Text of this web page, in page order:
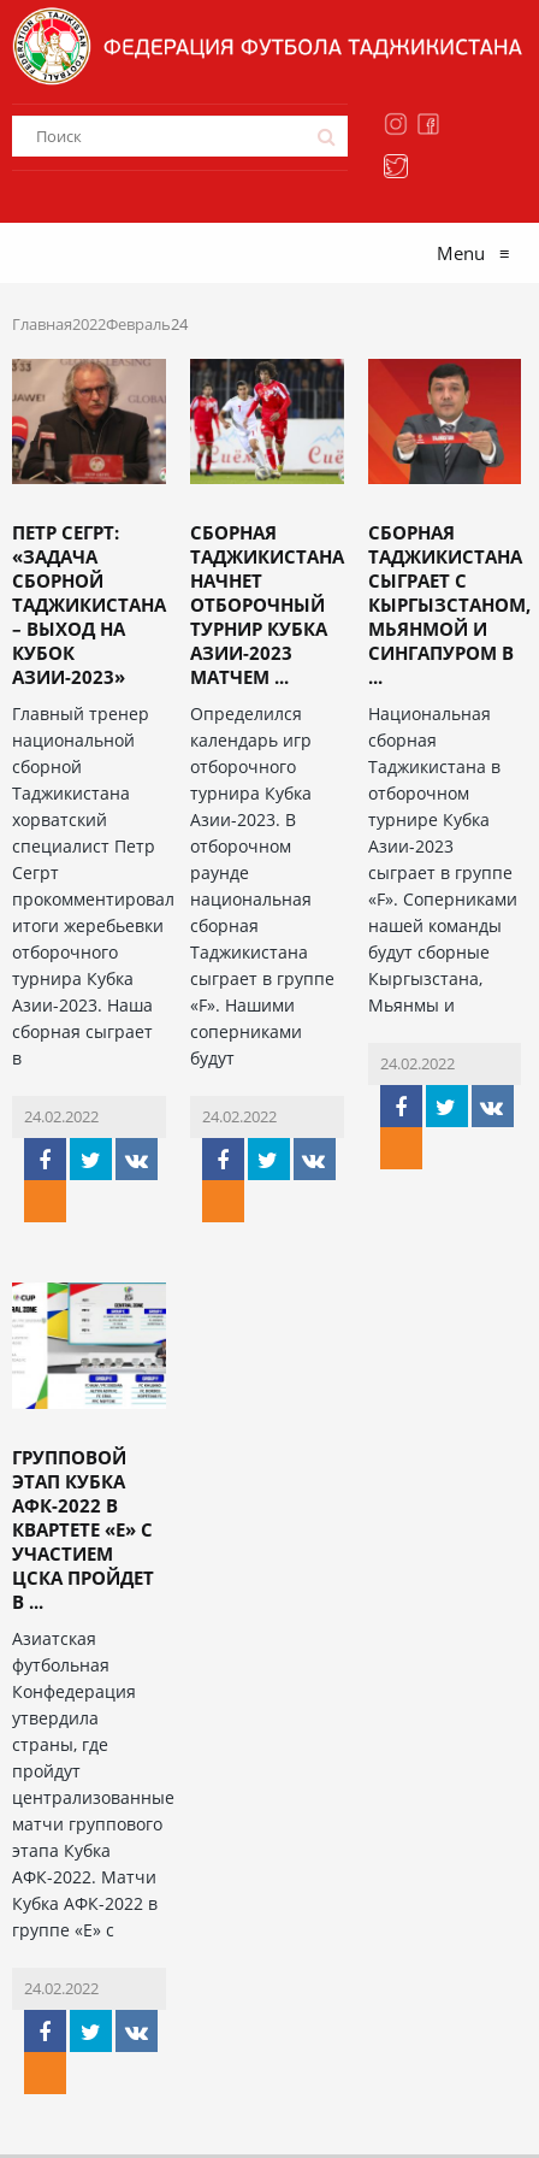
Menu ≡
Главная2022Февраль24
ПЕТР CЕГРТ:
«ЗАДАЧА
СБОРНОЙ
ТАДЖИКИСТАНА
– ВЫХОД НА
КУБОК
АЗИИ-2023»
Главный тренер
национальной
сборной
Таджикистана
хорватский
специалист Петр
Сегрт
прокомментировал
итоги жеребьевки
отборочного
турнира Кубка
Азии-2023. Наша
сборная сыграет
в
24.02.2022
СБОРНАЯ
ТАДЖИКИСТАНА
НАЧНЕТ
ОТБОРОЧНЫЙ
ТУРНИР КУБКА
АЗИИ-2023
МАТЧЕМ ...
Определился
календарь игр
отборочного
турнира Кубка
Азии-2023. В
отборочном
раунде
национальная
сборная
Таджикистана
сыграет в группе
«F». Нашими
соперниками
будут
24.02.2022
СБОРНАЯ
ТАДЖИКИСТАНА
СЫГРАЕТ С
КЫРГЫЗСТАНОМ,
МЬЯНМОЙ И
СИНГАПУРОМ В
...
Национальная
сборная
Таджикистана в
отборочном
турнире Кубка
Азии-2023
сыграет в группе
«F». Соперниками
нашей команды
будут сборные
Кыргызстана,
Мьянмы и
24.02.2022
ГРУППОВОЙ
ЭТАП КУБКА
АФК-2022 В
КВАРТЕТЕ «Е» С
УЧАСТИЕМ
ЦСКА ПРОЙДЕТ
В ...
Азиатская
футбольная
Конфедерация
утвердила
страны, где
пройдут
централизованные
матчи группового
этапа Кубка
АФК-2022. Матчи
Кубка АФК-2022 в
группе «Е» с
24.02.2022